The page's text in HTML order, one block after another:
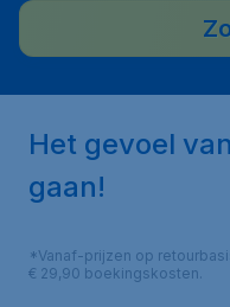
Het gevoel
gaan!
*Vanaf-prijzen op
€ 29,90 boekingskosten.